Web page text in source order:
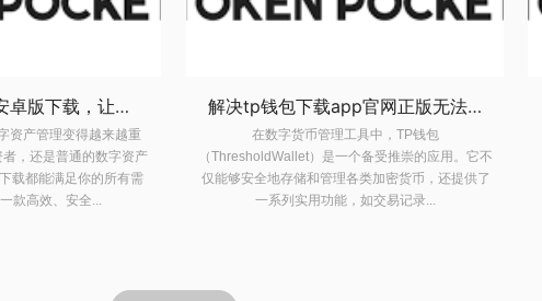
解决tp钱包下载app官网正版无法安装的全面指南
具中，TP钱包
备受推崇的应用。它不
类加密货币，还提供了
如交易记录...
极速体验TP钱包安卓版下载，让数字资产管理变得简单易行
在当今数字化时代，数字资产管理变得越来越重
要。无论是加密货币投资者，还是普通的数字资产
持有者，TP钱包安卓版下载都能满足你的所有需
求。TP钱包作为一款高效、安全...